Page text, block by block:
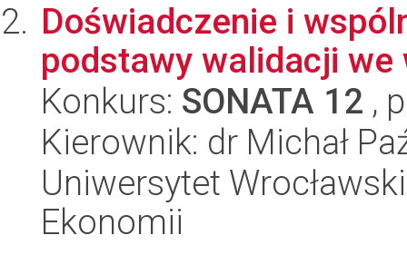
Doświadczenie i
podstawy walidacji we
Konkurs: SONATA 12 ,
Kierownik: dr Michał
Uniwersytet
Ekonomii